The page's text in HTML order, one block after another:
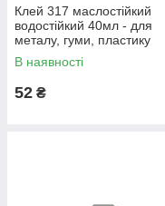
Клей 317 маслостійкий
водостійкий 40мл - для
металу, гуми, пластику
В наявності
52 ₴